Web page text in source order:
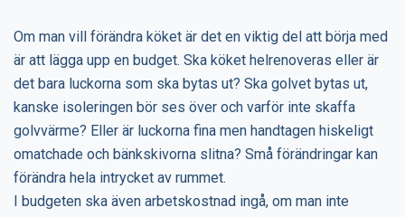
Om man vill förändra köket är det en viktig del att börja med
är att lägga upp en budget. Ska köket helrenoveras eller är
det bara luckorna som ska bytas ut? Ska golvet bytas ut,
kanske isoleringen bör ses över och varför inte skaffa
golvvärme? Eller är luckorna fina men handtagen hiskeligt
omatchade och bänkskivorna slitna? Små förändringar kan
förändra hela intrycket av rummet.
I budgeten ska även arbetskostnad ingå, om man inte